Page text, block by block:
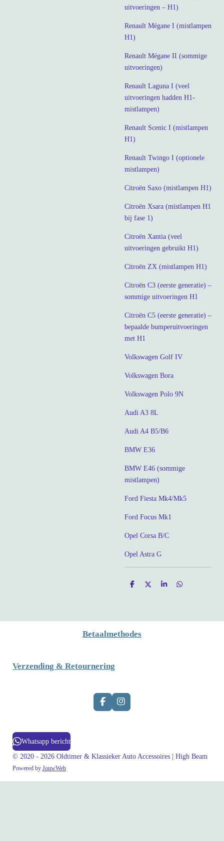
uitvoeringen – H1)
Renault Mégane I (mistlampen
H1)
Renault Mégane II (sommige
uitvoeringen)
Renault Laguna I (veel
uitvoeringen hadden H1-
mistlampen)
Renault Scenic I (mistlampen
H1)
Renault Twingo I (optionele
mistlampen)
Citroën Saxo (mistlampen H1)
Citroën Xsara (mistlampen H1
bij fase 1)
Citroën Xantia (veel
uitvoeringen gebruikt H1)
Citroën ZX (mistlampen H1)
Citroën C3 (eerste generatie) –
sommige uitvoeringen H1
Citroën C5 (eerste generatie) –
bepaalde bumperuitvoeringen
met H1
Volkswagen Golf IV
Volkswagen Bora
Volkswagen Polo 9N
Audi A3 8L
Audi A4 B5/B6
BMW E36
BMW E46 (sommige
mistlampen)
Ford Fiesta Mk4/Mk5
Ford Focus Mk1
Opel Corsa B/C
Opel Astra G
D
D
S
D
Betaalmethodes
Verzending & Retournering
F
a
k
I
n
a
Whatsapp bericht
© 2020 - 2026 Oldtimer & Klassieker Auto Accessoires | High Beam
Powered by JouwWeb